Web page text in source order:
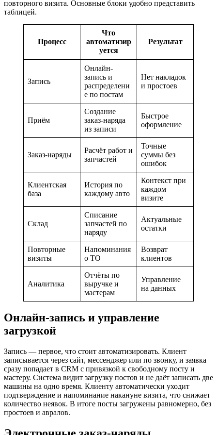
повторного визита. Основные блоки удобно представить
таблицей.
Процесс
Что
автоматизир
уется
Результат
Запись
Онлайн-
запись и
распределени
е по постам
Нет накладок
и простоев
Приём
Создание
заказ-наряда
из записи
Быстрое
оформление
Заказ-наряды
Расчёт работ и
запчастей
Точные
суммы без
ошибок
Клиентская
база
История по
каждому авто
Контекст при
каждом
визите
Склад
Списание
запчастей по
наряду
Актуальные
остатки
Повторные
визиты
Напоминания
о ТО
Возврат
клиентов
Аналитика
Отчёты по
выручке и
мастерам
Управление
на данных
Онлайн-запись и управление
загрузкой
Запись — первое, что стоит автоматизировать. Клиент
записывается через сайт, мессенджер или по звонку, и заявка
сразу попадает в CRM с привязкой к свободному посту и
мастеру. Система видит загрузку постов и не даёт записать две
машины на одно время. Клиенту автоматически уходит
подтверждение и напоминание накануне визита, что снижает
количество неявок. В итоге посты загружены равномерно, без
простоев и авралов.